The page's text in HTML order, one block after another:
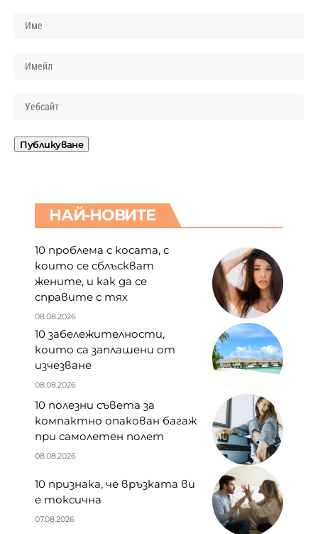
НАЙ-НОВИТЕ
10 проблема с косата, с
които се сблъскват
жените, и как да се
справите с тях
08.08.2026
10 забележителности,
които са заплашени от
изчезване
08.08.2026
10 полезни съвета за
компактно опакован багаж
при самолетен полет
08.08.2026
10 признака, че връзката ви
е токсична
07.08.2026